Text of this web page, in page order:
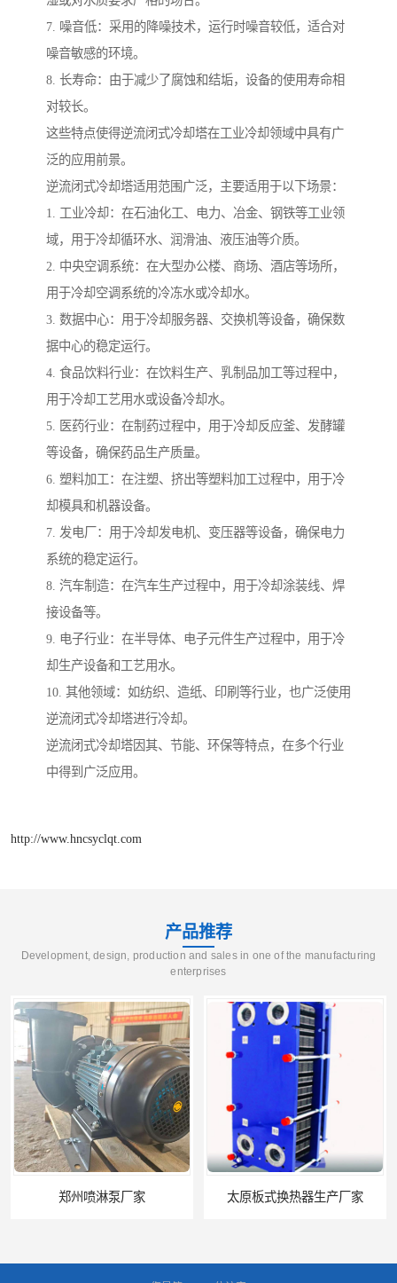
7. 噪音低：采用的降噪技术，运行时噪音较低，适合对
噪音敏感的环境。
8. 长寿命：由于减少了腐蚀和结垢，设备的使用寿命相
对较长。
这些特点使得逆流闭式冷却塔在工业冷却领域中具有广
泛的应用前景。
逆流闭式冷却塔适用范围广泛，主要适用于以下场景：
1. 工业冷却：在石油化工、电力、冶金、钢铁等工业领
域，用于冷却循环水、润滑油、液压油等介质。
2. 中央空调系统：在大型办公楼、商场、酒店等场所，
用于冷却空调系统的冷冻水或冷却水。
3. 数据中心：用于冷却服务器、交换机等设备，确保数
据中心的稳定运行。
4. 食品饮料行业：在饮料生产、乳制品加工等过程中，
用于冷却工艺用水或设备冷却水。
5. 医药行业：在制药过程中，用于冷却反应釜、发酵罐
等设备，确保药品生产质量。
6. 塑料加工：在注塑、挤出等塑料加工过程中，用于冷
却模具和机器设备。
7. 发电厂：用于冷却发电机、变压器等设备，确保电力
系统的稳定运行。
8. 汽车制造：在汽车生产过程中，用于冷却涂装线、焊
接设备等。
9. 电子行业：在半导体、电子元件生产过程中，用于冷
却生产设备和工艺用水。
10. 其他领域：如纺织、造纸、印刷等行业，也广泛使用
逆流闭式冷却塔进行冷却。
逆流闭式冷却塔因其、节能、环保等特点，在多个行业
中得到广泛应用。
http://www.hncsyclqt.com
产品推荐
Development, design, production and sales in one of the manufacturing
enterprises
太原板式换热器生产厂家 石家庄恒温电控